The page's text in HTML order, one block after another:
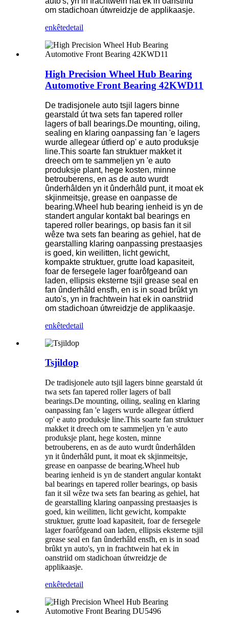
om stadichoan útwreidzje de applikaasje.
enkêtedetail
High Precision Wheel Hub Bearing
Automotive Front Bearing 42KWD11
De tradisjonele auto tsjil lagers binne
gearstald út twa sets fan tapered roller
lagers of ball bearings.De mounting, oiling,
sealing en klaring oanpassing fan 'e lagers
wurde allegear útfierd op' e auto produksje
line.This soarte fan struktuer makket it
dreech om te sammeljen yn 'e auto
produksje plant, hege kosten, minne
betrouberens, en as de auto wurdt
ûnderhâlden yn it ûnderhâld punt, it moat ek
skjinmeitsje, grease en oanpasse de
bearing.Wheel hub bearing ienheid is yn de
standert angular kontakt bal bearings en
tapered roller bearings, op basis fan it sil
wêze twa sets fan bearing as gehiel, hat de
gearstalling klaring oanpassing prestaasjes
is goed, kin weilitten, licht gewicht,
kompakte struktuer, grutte load kapasiteit,
foar de fersegele lager foarôfgeand oan
laden, ellipsis eksterne tsjil grease seal en
fan ûnderhâld ensfh, en is in soad brûkt yn
auto's, yn in frachtwein hat ek in oanstriid
om stadichoan útwreidzje de applikaasje.
enkêtedetail
Tsjildop
De tradisjonele auto tsjil lagers binne gearstald út
twa sets fan tapered roller lagers of ball
bearings.De mounting, oiling, sealing en klaring
oanpassing fan 'e lagers wurde allegear útfierd
op' e auto produksje line.This soarte fan struktuer
makket it dreech om te sammeljen yn 'e auto
produksje plant, hege kosten, minne
betrouberens, en as de auto wurdt ûnderhâlden
yn it ûnderhâld punt, it moat ek skjinmeitsje,
grease en oanpasse de bearing.Wheel hub
bearing ienheid is yn de standert angular kontakt
bal bearings en tapered roller bearings, op basis
fan it sil wêze twa sets fan bearing as gehiel, hat
de gearstalling klaring oanpassing prestaasjes is
goed, kin weilitten, licht gewicht, kompakte
struktuer, grutte load kapasiteit, foar de fersegele
lager foarôfgeand oan laden, ellipsis eksterne tsjil
grease seal en fan ûnderhâld ensfh, en is in soad
brûkt yn auto's, yn in frachtwein hat ek in
oanstriid om stadichoan útwreidzje de
applikaasje.
enkêtedetail